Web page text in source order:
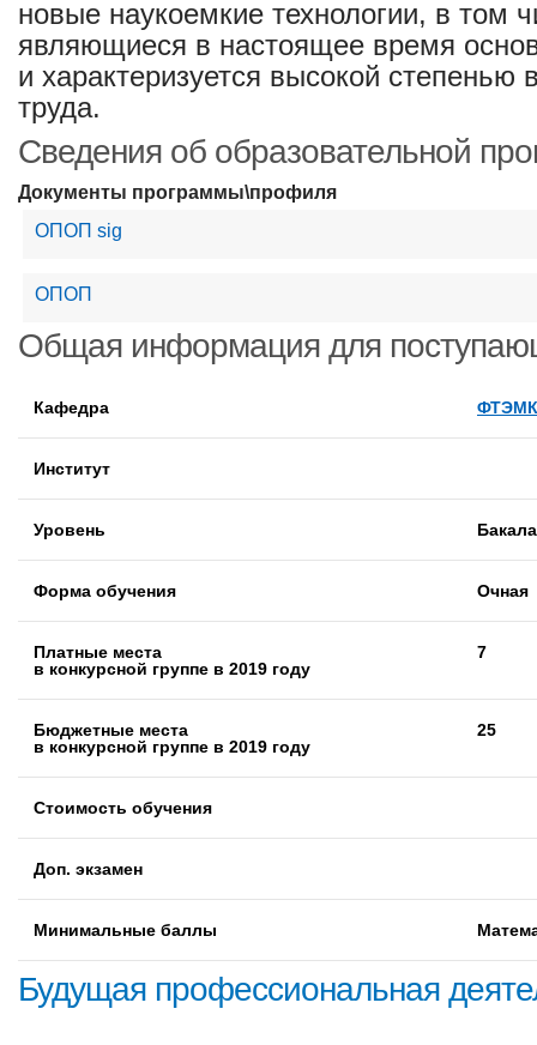
новые наукоемкие технологии, в том
являющиеся в настоящее время
и характеризуется высокой степенью
труда.
Сведения об образовательной
Документы программы\профиля
ОПОП sig
ОПОП
Общая информация для
Кафедра ФТЭМК
Институт
Уровень
Форма обучения Очная
Платные места
в конкурсной группе в 2019 году
7
Бюджетные места
в конкурсной группе в 2019 году
25
Стоимость обучения
Доп. экзамен
Минимальные баллы
Будущая профессиональная